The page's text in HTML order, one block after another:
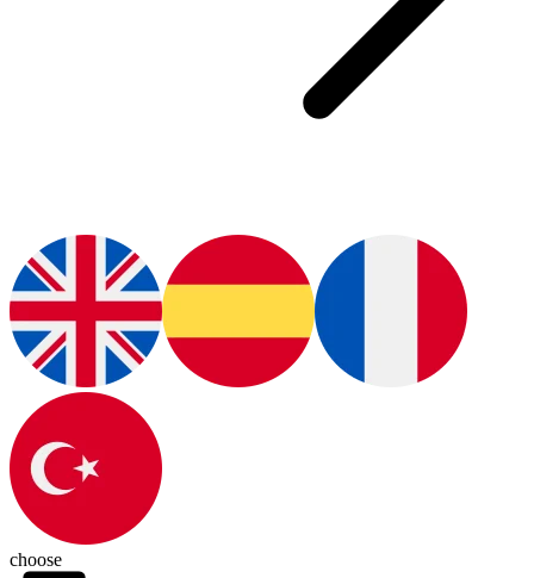
choose